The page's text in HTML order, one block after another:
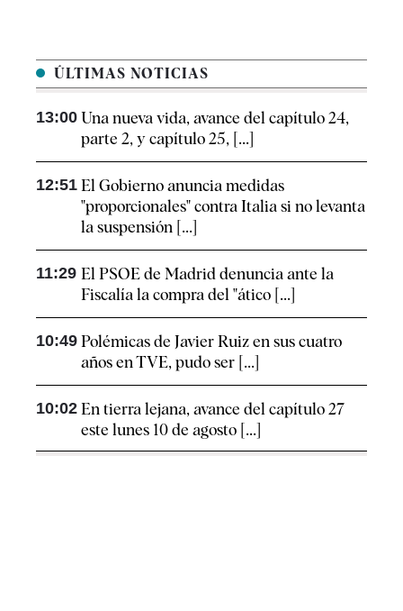
ÚLTIMAS NOTICIAS
13:00 Una nueva vida, avance del capítulo 24,
parte 2, y capítulo 25, [...]
12:51 El Gobierno anuncia medidas
"proporcionales" contra Italia si no levanta
la suspensión [...]
11:29 El PSOE de Madrid denuncia ante la
Fiscalía la compra del "ático [...]
10:49 Polémicas de Javier Ruiz en sus cuatro
años en TVE, pudo ser [...]
10:02 En tierra lejana, avance del capítulo 27
este lunes 10 de agosto [...]